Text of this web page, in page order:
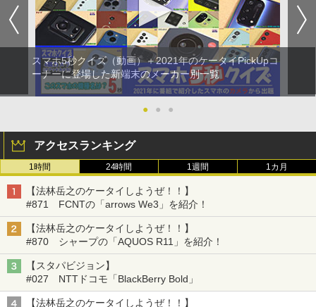
スマホ5秒クイズ（動画）＋2021年のケータイPickUpコ
ーナーに登場した新端末のメーカー別一覧
● ● ●
アクセスランキング
1時間 24時間 1週間 1カ月
【法林岳之のケータイしようぜ！！】
#871 FCNTの「arrows We3」を紹介！
【法林岳之のケータイしようぜ！！】
#870 シャープの「AQUOS R11」を紹介！
【スタパビジョン】
#027 NTTドコモ「BlackBerry Bold」
【法林岳之のケータイしようぜ！！】